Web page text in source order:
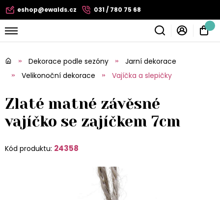
eshop@ewalds.cz 031 / 780 75 68
Dekorace podle sezóny
Jarní dekorace
Velikonoční dekorace
Vajíčka a slepičky
Zlaté matné závěsné
vajíčko se zajíčkem 7cm
Kód produktu: 24358